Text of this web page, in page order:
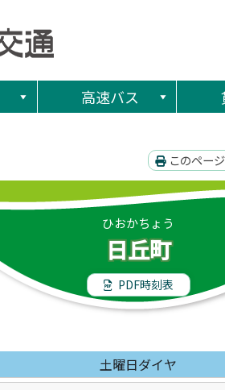
高速バス
このペー
ひおかちょう
日丘町
PDF時刻表
土曜日ダイヤ